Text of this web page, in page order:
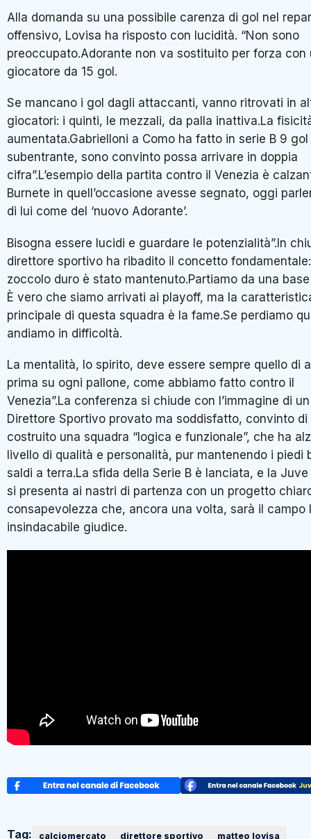
Alla domanda su una possibile carenza di gol nel
offensivo, Lovisa ha risposto con lucidità. “Non sono
preoccupato.Adorante non va sostituito per forza con
giocatore da 15 gol.
Se mancano i gol dagli attaccanti, vanno ritrovati in
giocatori: i quinti, le mezzali, da palla inattiva.La
aumentata.Gabrielloni a Como ha fatto in serie B 9 gol
subentrante, sono convinto possa arrivare in doppia
cifra”.L’esempio della partita contro il Venezia è
Burnete in quell’occasione avesse segnato, oggi
di lui come del ‘nuovo Adorante’.
Bisogna essere lucidi e guardare le potenzialità”.In
direttore sportivo ha ribadito il concetto fondamentale:
zoccolo duro è stato mantenuto.Partiamo da una
È vero che siamo arrivati ai playoff, ma la
principale di questa squadra è la fame.Se perdiamo
andiamo in difficoltà.
La mentalità, lo spirito, deve essere sempre quello di
prima su ogni pallone, come abbiamo fatto contro il
Venezia”.La conferenza si chiude con l’immagine di un
Direttore Sportivo provato ma soddisfatto, convinto di
costruito una squadra “logica e funzionale”, che ha
livello di qualità e personalità, pur mantenendo i piedi
saldi a terra.La sfida della Serie B è lanciata, e la
si presenta ai nastri di partenza con un progetto
consapevolezza che, ancora una volta, sarà il campo
insindacabile giudice.
Tag: calciomercato direttore sportivo matteo lovisa